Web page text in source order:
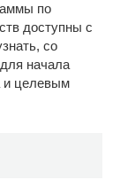
по
доступны с
со
начала
и целевым